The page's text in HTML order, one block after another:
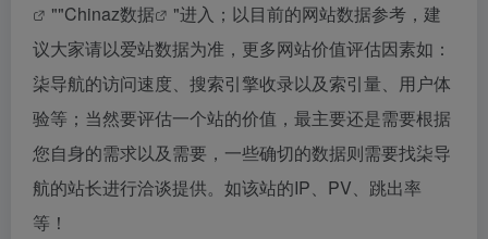
""Chinaz数据
"进入；以目前的网站数据参考，建
议大家请以爱站数据为准，更多网站价值评估因素如：
柒导航的访问速度、搜索引擎收录以及索引量、用户体
验等；当然要评估一个站的价值，最主要还是需要根据
您自身的需求以及需要，一些确切的数据则需要找柒导
航的站长进行洽谈提供。如该站的IP、PV、跳出率
等！